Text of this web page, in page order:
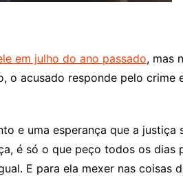
em julho do ano passado, mas
o acusado responde pelo crime
e uma esperança que a justiça
é só o que peço todos os dias
E para ela mexer nas coisas